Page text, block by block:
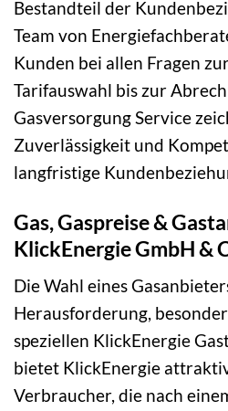
Bestandteil der
Team von
Kunden bei allen Fragen
Tarifauswahl bis zur
Gasversorgung Service
Zuverlässigkeit und
langfristige
Gas, Gaspreise &
KlickEnergie GmbH &
Die Wahl eines
Herausforderung,
speziellen KlickEnergie
bietet KlickEnergie
Verbraucher, die nach